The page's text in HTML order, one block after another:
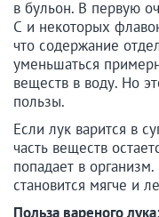
в бульон. В первую
С и некоторых
что содержание
уменьшаться
веществ в воду. Но
пользы.
Если лук варится в
часть веществ
попадает в
становится мягче и
Польза вареного